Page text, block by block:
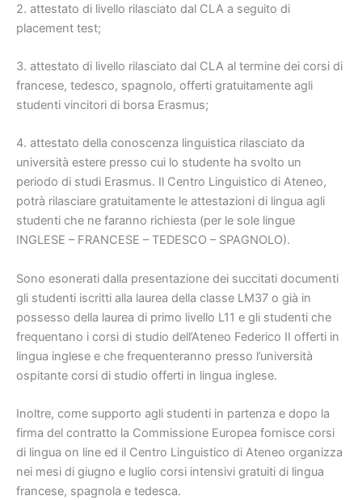
2. attestato di livello rilasciato dal CLA a seguito di
placement test;
3. attestato di livello rilasciato dal CLA al termine dei corsi di
francese, tedesco, spagnolo, offerti gratuitamente agli
studenti vincitori di borsa Erasmus;
4. attestato della conoscenza linguistica rilasciato da
università estere presso cui lo studente ha svolto un
periodo di studi Erasmus. Il Centro Linguistico di Ateneo,
potrà rilasciare gratuitamente le attestazioni di lingua agli
studenti che ne faranno richiesta (per le sole lingue
INGLESE – FRANCESE – TEDESCO – SPAGNOLO).
Sono esonerati dalla presentazione dei succitati documenti
gli studenti iscritti alla laurea della classe LM37 o già in
possesso della laurea di primo livello L11 e gli studenti che
frequentano i corsi di studio dell’Ateneo Federico II offerti in
lingua inglese e che frequenteranno presso l’università
ospitante corsi di studio offerti in lingua inglese.
Inoltre, come supporto agli studenti in partenza e dopo la
firma del contratto la Commissione Europea fornisce corsi
di lingua on line ed il Centro Linguistico di Ateneo organizza
nei mesi di giugno e luglio corsi intensivi gratuiti di lingua
francese, spagnola e tedesca.